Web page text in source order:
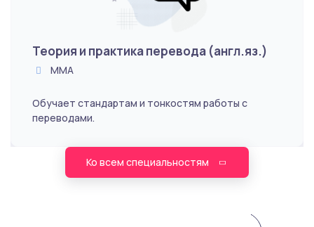
Теория и практика перевода (англ.яз.)
ММА
Обучает стандартам и тонкостям работы с
переводами.
Ко всем специальностям